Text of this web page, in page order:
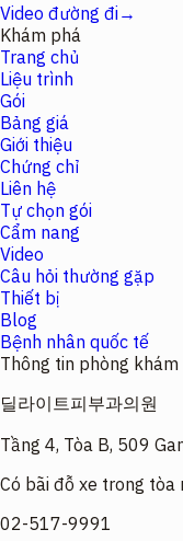
Video đường đi→
Khám phá
Trang chủ
Liệu trình
Gói
Bảng giá
Giới thiệu
Chứng chỉ
Liên hệ
Tự chọn gói
Cẩm nang
Video
Câu hỏi thường gặp
Thiết bị
Blog
Bệnh nhân quốc tế
Thông tin phòng khám
딜라이트피부과의원
Tầng 4, Tòa B, 509
Có bãi đỗ xe trong tòa
02-517-9991